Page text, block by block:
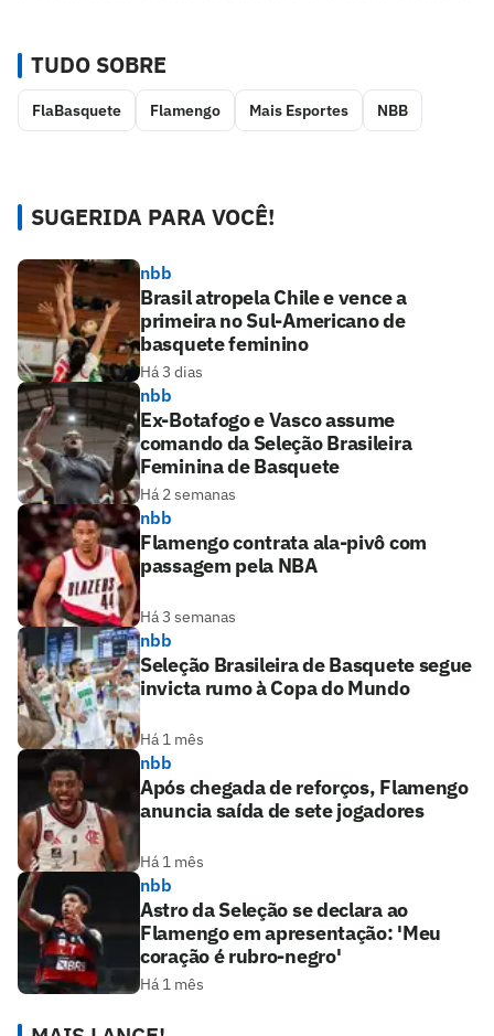
TUDO SOBRE
FlaBasquete Flamengo Mais Esportes NBB
SUGERIDA PARA VOCÊ!
nbb
Brasil atropela Chile e vence a
primeira no Sul-Americano de
basquete feminino
Há 3 dias
nbb
Ex-Botafogo e Vasco assume
comando da Seleção Brasileira
Feminina de Basquete
Há 2 semanas
nbb
Flamengo contrata ala-pivô com
passagem pela NBA
Há 3 semanas
nbb
Seleção Brasileira de Basquete segue
invicta rumo à Copa do Mundo
Há 1 mês
nbb
Após chegada de reforços, Flamengo
anuncia saída de sete jogadores
Há 1 mês
nbb
Astro da Seleção se declara ao
Flamengo em apresentação: 'Meu
coração é rubro-negro'
Há 1 mês